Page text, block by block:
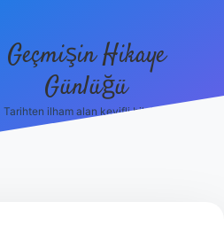
Geçmişin Hikaye
Günlüğü
Tarihten ilham alan keyifli bilgiler!